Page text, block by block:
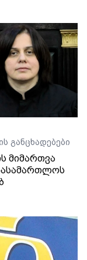
განცხადებები
მიმართვა